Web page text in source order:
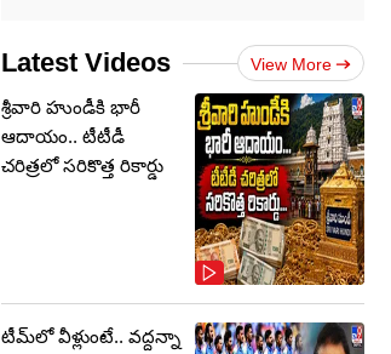
Latest Videos View More
శ్రీవారి హుండీకి భారీ
ఆదాయం.. టీటీడీ
చరిత్రలో సరికొత్త రికార్డు
టీమ్‌లో వీళ్లుంటే.. వద్దన్నా